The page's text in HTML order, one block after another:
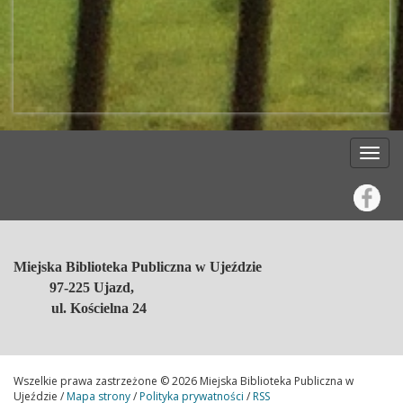
Miejska Biblioteka Publiczna w Ujeździe
97-225 Ujazd,
ul. Kościelna 24
Wszelkie prawa zastrzeżone © 2026 Miejska Biblioteka Publiczna w
Ujeździe /Mapa strony/Polityka prywatności /RSS